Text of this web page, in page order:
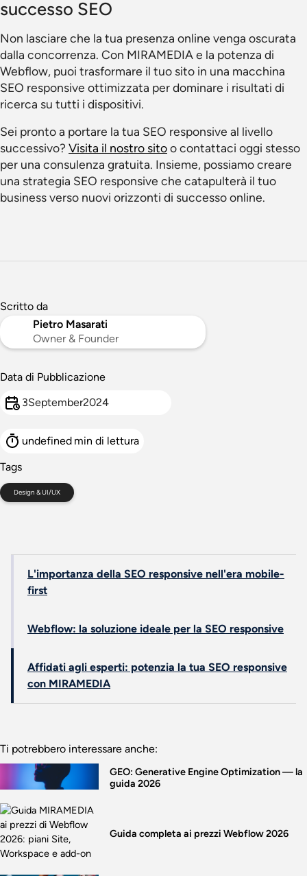
successo SEO
Non lasciare che la tua presenza online venga oscurata
dalla concorrenza. Con MIRAMEDIA e la potenza di
Webflow, puoi trasformare il tuo sito in una macchina
SEO responsive ottimizzata per dominare i risultati di
ricerca su tutti i dispositivi.
Sei pronto a portare la tua SEO responsive al livello
successivo? Visita il nostro sitoo contattaci oggi stesso
per una consulenza gratuita. Insieme, possiamo creare
una strategia SEO responsive che catapulterà il tuo
business verso nuovi orizzonti di successo online.
Scritto da
Pietro Masarati
Owner & Founder
Data di Pubblicazione
3September2024
undefined min di lettura
Tags
Design & UI/UX
L'importanza della SEO responsive nell'era mobile-
first
Webflow: la soluzione ideale per la SEO responsive
Affidati agli esperti: potenzia la tua SEO responsive
con MIRAMEDIA
Ti potrebbero interessare anche:
GEO: Generative Engine Optimization — la
guida 2026
Guida completa ai prezzi Webflow 2026